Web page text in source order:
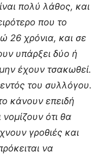
πολύ λάθος, και
που το
26 χρόνια, και σε
υπάρξει δύο ή
έχουν τσακωθεί.
του συλλόγου.
κάνουν επειδή
νομίζουν ότι θα
γροθιές και
να